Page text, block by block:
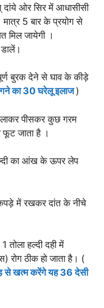
ओर सिर में आधासीसी
मात्र 5 बार के प्रयोग से
मिल जायेगी ।
बुरक देने से घाव के कीड़े
का 30 घरेलू इलाज)
पीसकर कुछ गरम
जाता है ।
का आंख के ऊपर लेप
कपड़े में रखकर दांत के नीचे
तोला हल्दी दही में
रोग ठीक हो जाता है। (
से खत्म करेंगे यह 36 देसी